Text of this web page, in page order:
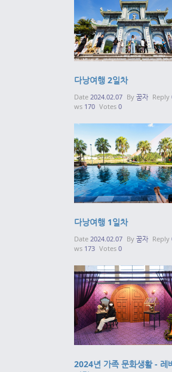
다낭여행 2일차
Date 2024.02.07 By 꿈자 Reply
ws 170 Votes 0
다낭여행 1일차
Date 2024.02.07 By 꿈자 Reply
ws 173 Votes 0
2024년 가족 문화생활 - 레